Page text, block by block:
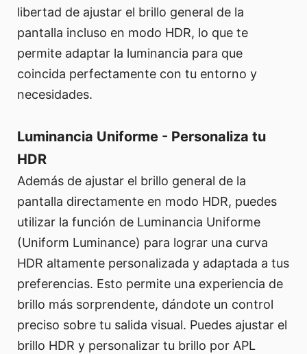
libertad de ajustar el brillo general de la
pantalla incluso en modo HDR, lo que te
permite adaptar la luminancia para que
coincida perfectamente con tu entorno y
necesidades.
Luminancia Uniforme - Personaliza tu
HDR
Además de ajustar el brillo general de la
pantalla directamente en modo HDR, puedes
utilizar la función de Luminancia Uniforme
(Uniform Luminance) para lograr una curva
HDR altamente personalizada y adaptada a tus
preferencias. Esto permite una experiencia de
brillo más sorprendente, dándote un control
preciso sobre tu salida visual. Puedes ajustar el
brillo HDR y personalizar tu brillo por APL